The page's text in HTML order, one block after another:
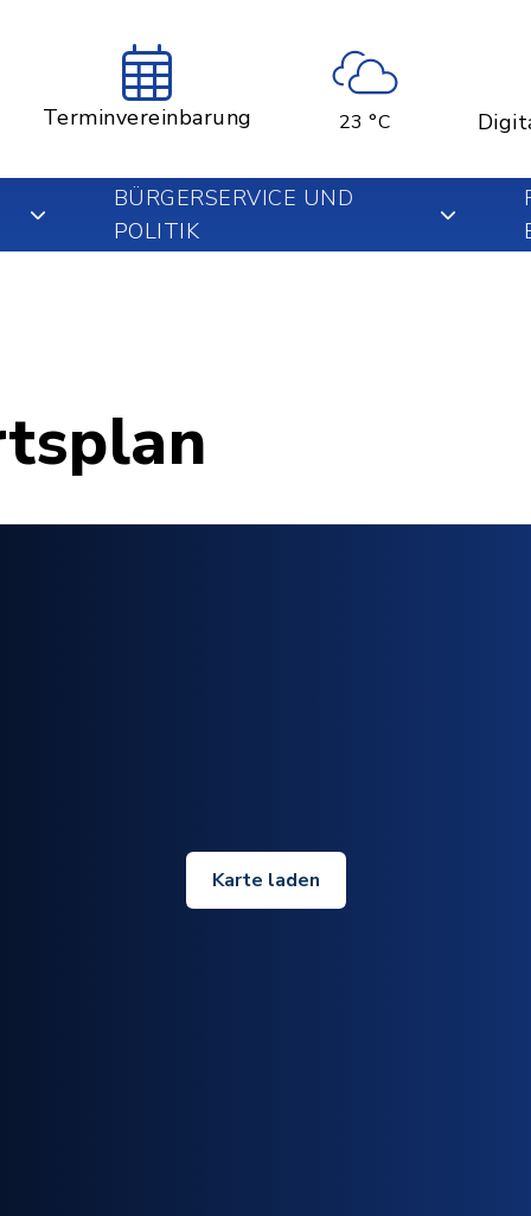
Terminvereinbarung 23 °C
BÜRGERSERVICE UND
POLITIK
Karte laden